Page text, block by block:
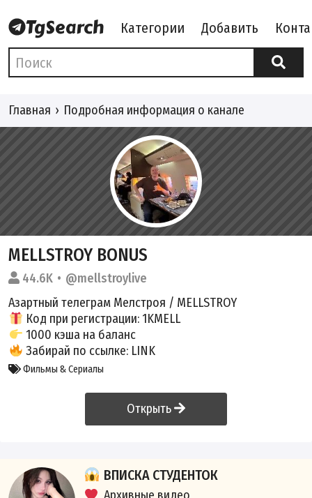
Категории Добавить
Главная Подробная информация о канале
MELLSTROY BONUS
44.6K
@mellstroylive
Азартный телеграм Мелстроя / MELLSTROY
Код при регистрации: 1KMELL
1000 кэша на баланс
Забирай по ссылке: LINK
Фильмы & Сериалы
Открыть
ВПИСКА СТУДЕНТОК